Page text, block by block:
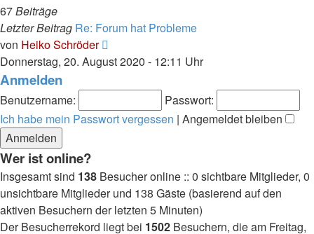
67Beiträge
Letzter Beitrag Re: Forum hat Probleme
von Heiko Schröder
Beitrag
Donnerstag, 20. August 2020 - 12:11 Uhr
Anmelden
Benutzername:
Passwort:
Ich habe mein Passwort vergessen | Angemeldet bleiben
Wer ist online?
Insgesamt sind 138 Besucher online :: 0 sichtbare Mitglieder, 0
unsichtbare Mitglieder und 138 Gäste (basierend auf den
aktiven Besuchern der letzten 5 Minuten)
Der Besucherrekord liegt bei 1502 Besuchern, die am Freitag,